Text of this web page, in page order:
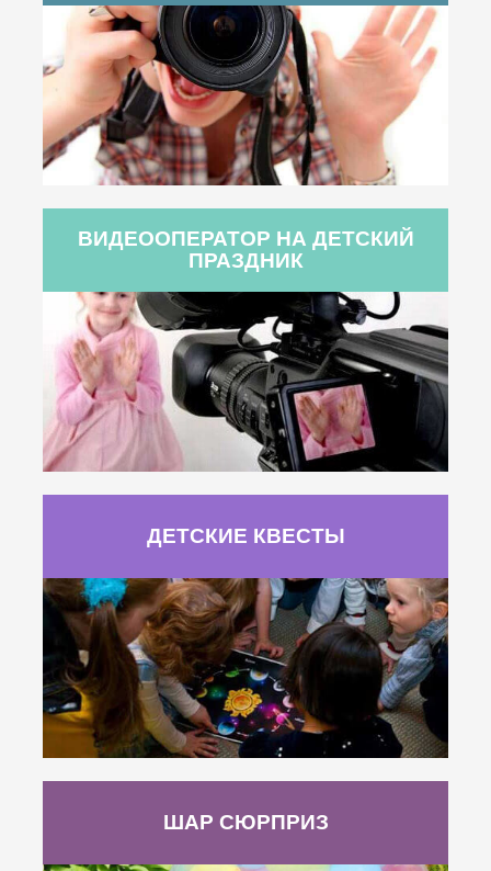
ВИДЕООПЕРАТОР НА ДЕТСКИЙ
ПРАЗДНИК
ДЕТСКИЕ КВЕСТЫ
ШАР СЮРПРИЗ